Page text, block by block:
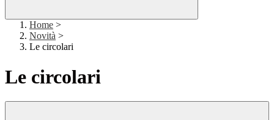
Home >
Novità >
Le circolari
Le circolari